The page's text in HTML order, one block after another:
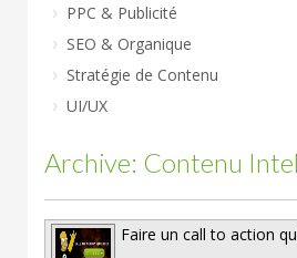
PPC & Publicité
SEO & Organique
Stratégie de Contenu
UI/UX
Archive: Contenu
Faire un call to action